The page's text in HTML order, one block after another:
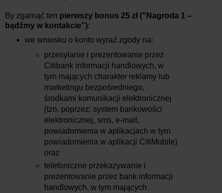
By zgarnąć ten pierwszy bonus 25 zł ("Nagroda 1 –
bądźmy w kontakcie"):
we wniosku o konto wyraź zgody na:
przesyłanie i prezentowanie przez
Citibank informacji handlowych, w
tym mających charakter reklamy lub
marketingu bezpośredniego,
środkami komunikacji elektronicznej
(tzn. poprzez: system bankowości
elektronicznej, sms, e-mail,
powiadomienia w aplikacjach w tym
powiadomienia w aplikacji CitiMobile)
oraz
telefoniczne przekazywanie i
prezentowanie przez bank informacji
handlowych, w tym mających